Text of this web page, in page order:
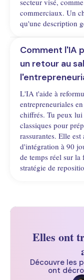
secteur visé,
commerciaux. Un
qu'une description
Comment l'IA
un retour au
L'IA t'aide à
entrepreneuriales
chiffrés. Tu peux
classiques pour
rassurantes. Elle
d'intégration à 90
de temps réel sur
stratégie de
Elles ont
Découvre les
ont